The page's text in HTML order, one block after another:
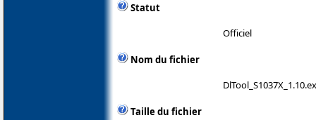
Statut
Officiel
Nom du fichier
Taille du fichier